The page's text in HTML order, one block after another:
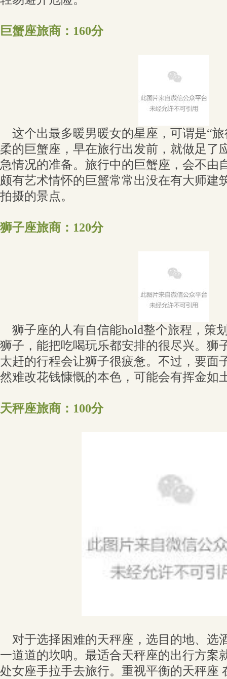
巨蟹座旅商：160分
这个出最多暖男暖女的星座，可谓是“
柔的巨蟹座，早在旅行出发前，就做足了
急情况的准备。旅行中的巨蟹座，会不由
颇有艺术情怀的巨蟹常常出没在有大师建
拍摄的景点。
狮子座旅商：120分
狮子座的人有自信能hold整个旅程，策
狮子，能把吃喝玩乐都安排的很尽兴。狮
太赶的行程会让狮子很疲惫。不过，要面
然难改花钱慷慨的本色，可能会有挥金如
天秤座旅商：100分
对于选择困难的天秤座，选目的地、
一道道的坎呐。最适合天秤座的出行方案
处女座手拉手去旅行。重视平衡的天秤座